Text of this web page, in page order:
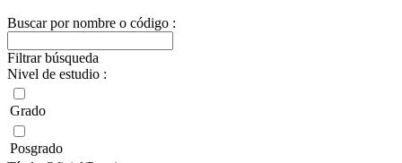
Buscar por nombre o código :
Filtrar búsqueda
Nivel de estudio :
Grado
Posgrado